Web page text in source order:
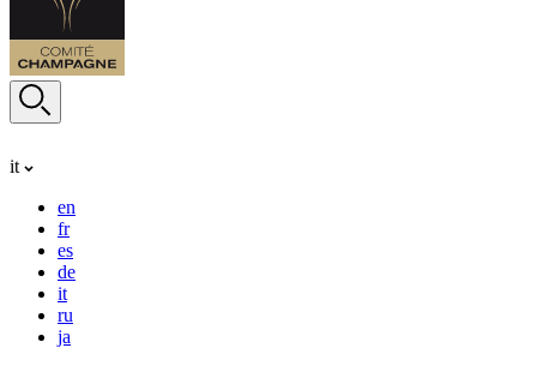
it
en
fr
es
de
it
ru
ja